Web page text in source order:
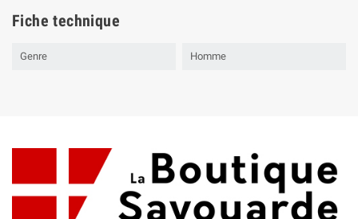
Fiche technique
Genre Homme